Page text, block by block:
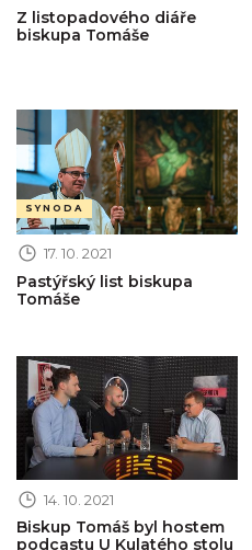
Z listopadového diáře
biskupa Tomáše
Obrázek novinky
SYNODA
17. 10. 2021
Pastýřský list biskupa
Tomáše
Obrázek novinky
14. 10. 2021
Biskup Tomáš byl hostem
podcastu U Kulatého stolu